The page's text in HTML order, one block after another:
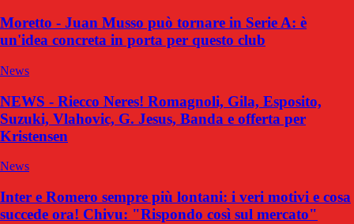
Moretto - Juan Musso può tornare in Serie A: è
un'idea concreta in porta per questo club
News
NEWS - Riecco Neres! Romagnoli, Gila, Esposito,
Suzuki, Vlahovic, G. Jesus, Banda e offerta per
Kristensen
News
Inter e Romero sempre più lontani: i veri motivi e cosa
succede ora! Chivu: "Rispondo così sul mercato"